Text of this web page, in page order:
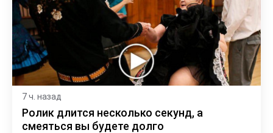
7 ч. назад
Ролик длится несколько секунд, а
смеяться вы будете долго